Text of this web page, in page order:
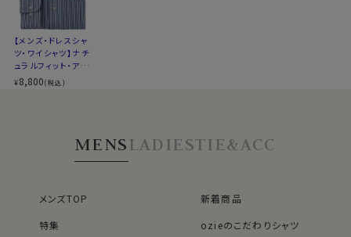
▼スポット商品につき再入荷はございませんのでご了承
ください
▼ナチュラルフィットとは？
後ろ身頃にダーツを入れて、ウエスト部分をやや絞ったス
タイルです。
になっています。
※43cm（LL）・45cm（3L）・47cm(4L)サイズにおいて
なサイズと同じ感覚でお選びください。
【メンズ・ドレスシャ
ツ・ワイシャツ】ナチ
ュラルフィット・アイ
スコットン・プレミア
ムコットン・イージ
¥8,800(税込)
MENSLADIESTIE&ACC
メンズTOP
新着商品
特集
ozieのこだわりシャツ